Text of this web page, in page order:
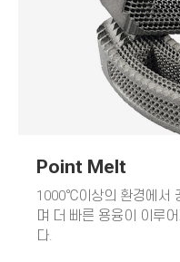
Point Melt
1000℃이상의 환경에서
며 더 빠른 용융이 이루
다.